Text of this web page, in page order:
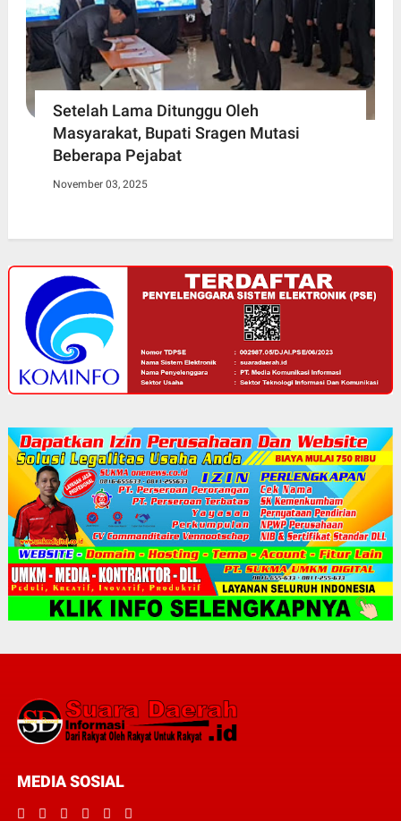
Setelah Lama Ditunggu Oleh
Masyarakat, Bupati Sragen Mutasi
Beberapa Pejabat
November 03, 2025
MEDIA SOSIAL